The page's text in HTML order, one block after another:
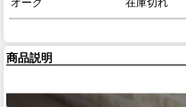
商品説明